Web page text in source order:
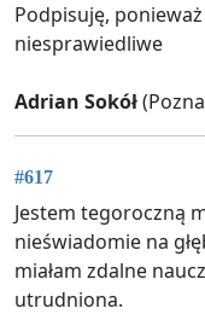
Podpisuję,
niesprawiedliwe
Adrian Sokół
#617
Jestem tegoroczną
nieświadomie na
miałam zdalne
utrudniona.